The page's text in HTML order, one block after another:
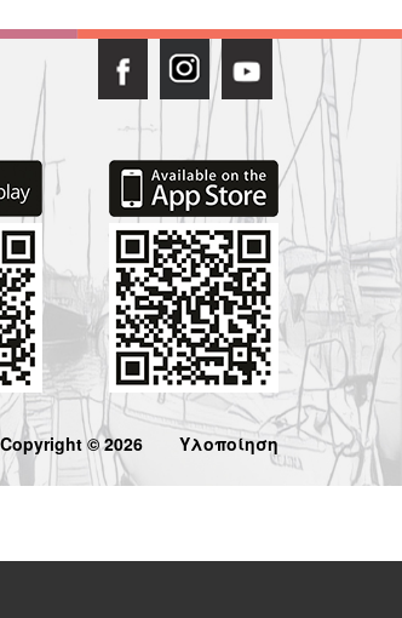
Copyright © 2026 Υλοποίηση